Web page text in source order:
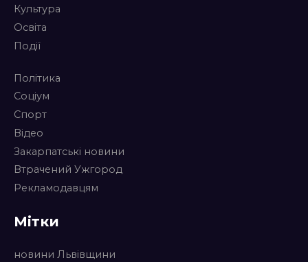
Культура
Освіта
Події
Політика
Соціум
Спорт
Відео
Закарпатські новини
Втрачений Ужгород
Рекламодавцям
Мітки
новини Львівщини